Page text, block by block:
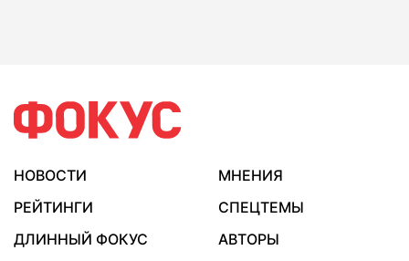
НОВОСТИ
МНЕНИЯ
РЕЙТИНГИ
СПЕЦТЕМЫ
ДЛИННЫЙ ФОКУС
АВТОРЫ